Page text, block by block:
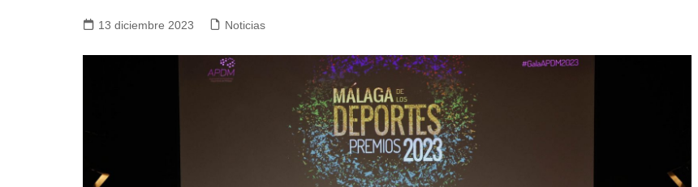
13 diciembre 2023 Noticias